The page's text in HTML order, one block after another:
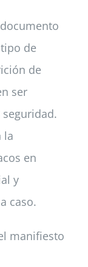
de
de
ser
la
en
y
caso.
manifiesto